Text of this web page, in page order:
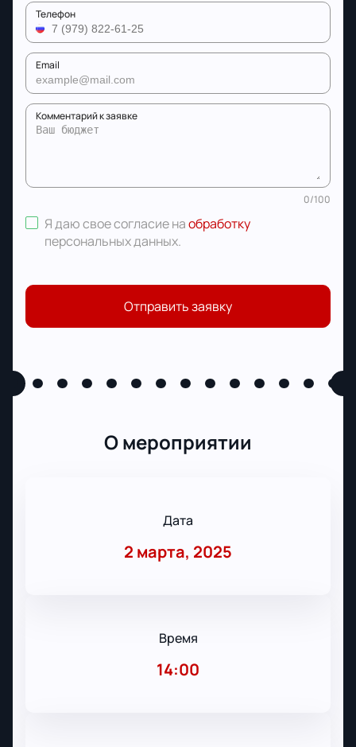
Телефон
Email
Комментарий к заявке
0/100
Я даю свое согласие наобработку
персональных данных.
Отправить заявку
О мероприятии
Дата
2 марта, 2025
Время
14:00